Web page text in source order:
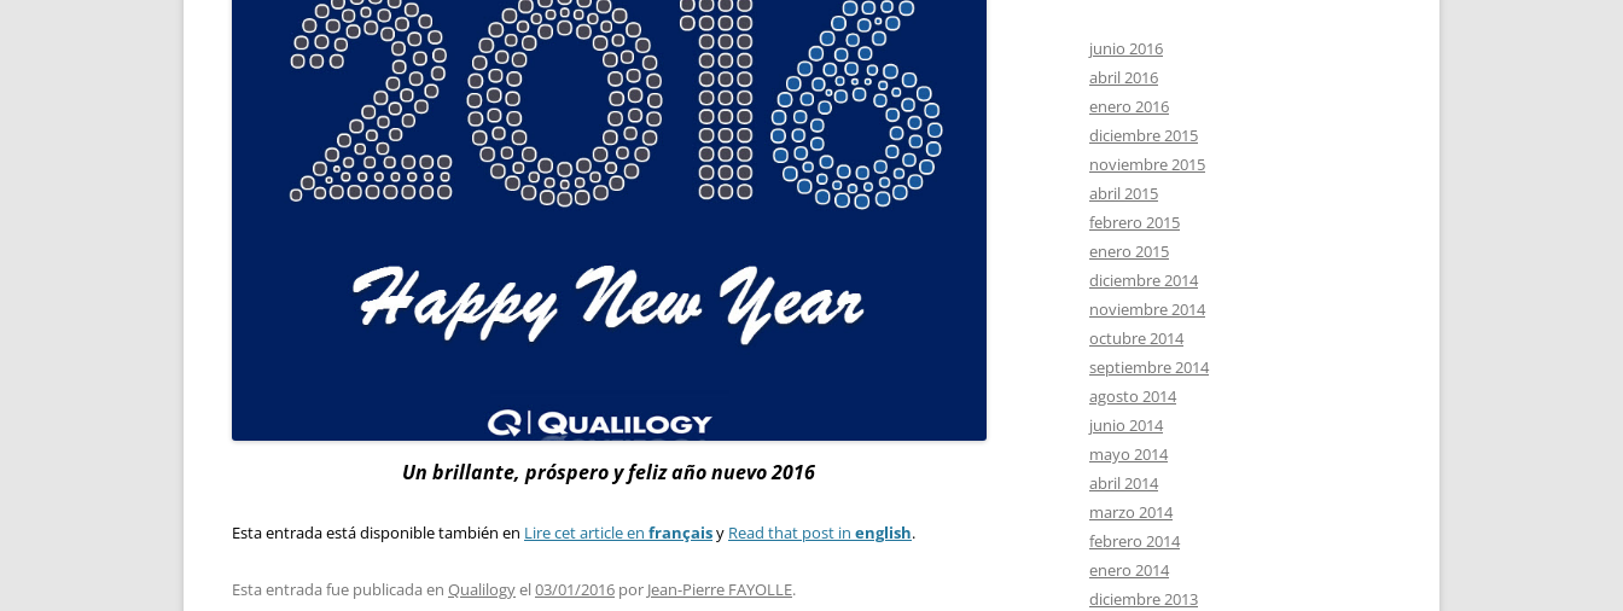
Un brillante, próspero y feliz año nuevo 2016
Esta entrada está disponible también en Lire cet article en françaisy Read that post in english.
Esta entrada fue publicada en Qualilogyel03/01/2016 por Jean-Pierre FAYOLLE.
junio 2016
abril 2016
enero 2016
diciembre 2015
noviembre 2015
abril 2015
febrero 2015
enero 2015
diciembre 2014
noviembre 2014
octubre 2014
septiembre 2014
agosto 2014
junio 2014
mayo 2014
abril 2014
marzo 2014
febrero 2014
enero 2014
diciembre 2013